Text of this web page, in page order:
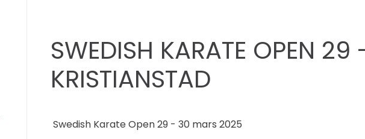
SWEDISH KARATE OPEN
KRISTIANSTAD
Swedish Karate Open 29 - 30 mars 2025